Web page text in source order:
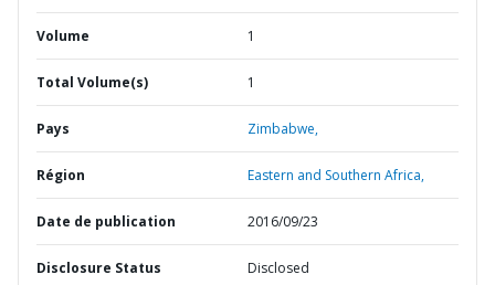
Volume 1
Total Volume(s) 1
Pays Zimbabwe,
Région Eastern and Southern Africa,
Date de publication 2016/09/23
Disclosure Status Disclosed